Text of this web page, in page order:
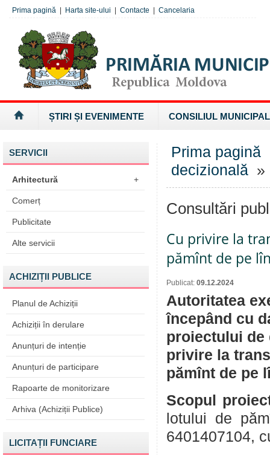
Prima pagină Harta site-ului Contacte Cancelaria
ȘTIRI ȘI EVENIMENTE CONSILIUL MUNICIPAL
SERVICII
Arhitectură +
Comerț
Publicitate
Alte servicii
ACHIZIȚII PUBLICE
Planul de Achiziții
Achiziții în derulare
Anunțuri de intenție
Anunțuri de participare
Rapoarte de monitorizare
Arhiva (Achiziții Publice)
LICITAȚII FUNCIARE
Prima pagină
decizională »
Consultări
Cu privire la
pămînt de pe
Publicat: 09.12.2024
Autoritatea
începând cu
proiectului de
privire la
pămînt de pe
Scopul
lotului de
6401407104,